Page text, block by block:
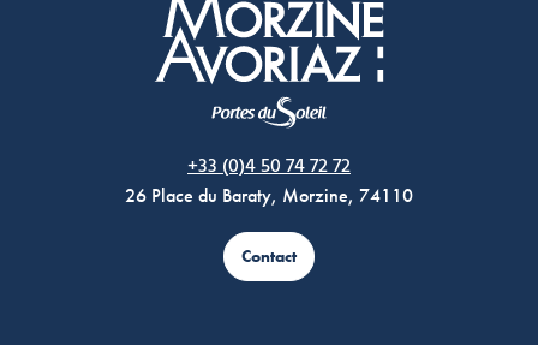
+33 (0)4 50 74 72 72
26 Place du Baraty, Morzine, 74110
Contact